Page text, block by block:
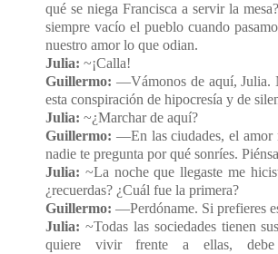
qué se niega Francisca a servir la
siempre vacío el pueblo cuando
nuestro amor lo que odian.
Julia: ~¡Calla!
Guillermo: —Vámonos de aquí, Julia.
esta conspiración de hipocresía y de
Julia: ~¿Marchar de aquí?
Guillermo: —En las ciudades, el amor
nadie te pregunta por qué sonríes.
Julia: ~La noche que llegaste me
¿recuerdas? ¿Cuál fue la primera?
Guillermo: —Perdóname. Si prefieres
Julia: ~Todas las sociedades tienen
quiere vivir frente a ellas, debe